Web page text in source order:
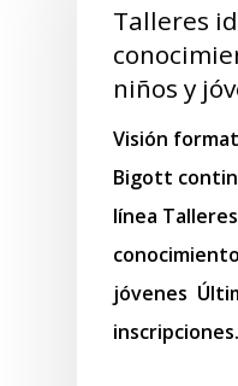
Talleres
niños y
Visión
Bigott
línea
jóvenes